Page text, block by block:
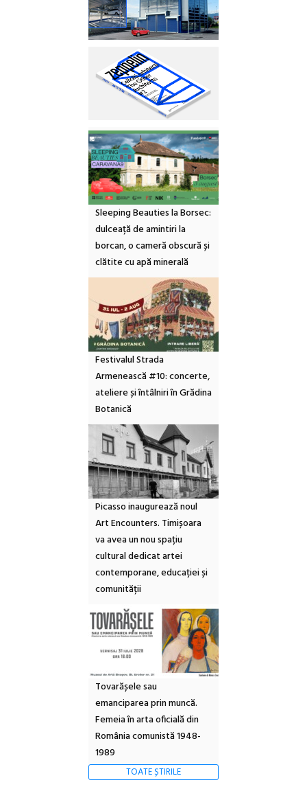
Sleeping Beauties la Borsec:
dulceață de amintiri la
borcan, o cameră obscură și
clătite cu apă minerală
Festivalul Strada
Armenească #10: concerte,
ateliere și întâlniri în Grădina
Botanică
Picasso inaugurează noul
Art Encounters. Timișoara
va avea un nou spațiu
cultural dedicat artei
contemporane, educației și
comunității
Tovarășele sau
emanciparea prin muncă.
Femeia în arta oficială din
România comunistă 1948-
1989
TOATE ȘTIRILE